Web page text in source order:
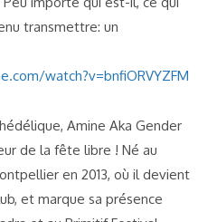
transmettre: un
watch?v=bnfiORVYZFM
Amine Aka Gender
de la fête libre ! Né au
en 2013, où il devient
et marque sa présence